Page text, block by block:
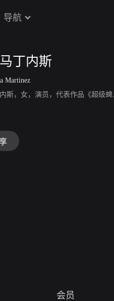
导航
丁内斯
Martinez
斯，女，演员，代表作品《超级
会员